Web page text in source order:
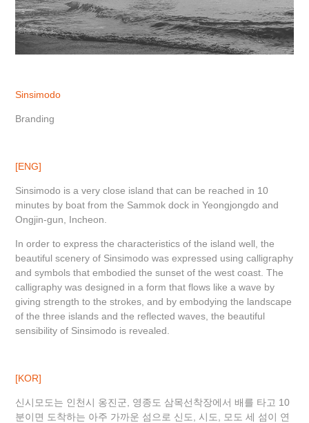
Sinsimodo
Branding
[ENG]
Sinsimodo is a very close island that can be reached in 10
minutes by boat from the Sammok dock in Yeongjongdo and
Ongjin-gun, Incheon.
In order to express the characteristics of the island well, the
beautiful scenery of Sinsimodo was expressed using calligraphy
and symbols that embodied the sunset of the west coast. The
calligraphy was designed in a form that flows like a wave by
giving strength to the strokes, and by embodying the landscape
of the three islands and the reflected waves, the beautiful
sensibility of Sinsimodo is revealed.
[KOR]
신시모도는 인천시 옹진군, 영종도 삼목선착장에서 배를 타고 10
분이면 도착하는 아주 가까운 섬으로 신도, 시도, 모도 세 섬이 연